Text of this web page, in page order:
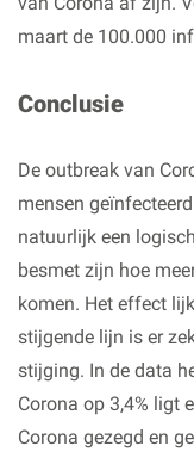
maart de 100.000
Conclusie
De outbreak van
mensen
natuurlijk een
besmet zijn hoe
komen. Het effect
stijgende lijn is er
stijging. In de data
Corona op 3,4% ligt
Corona gezegd en